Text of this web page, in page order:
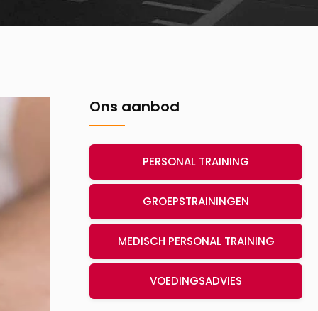
Ons aanbod
PERSONAL TRAINING
GROEPSTRAININGEN
MEDISCH PERSONAL TRAINING
VOEDINGSADVIES